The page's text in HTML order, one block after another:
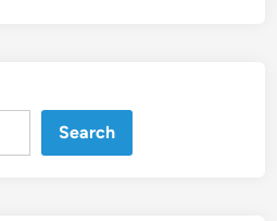
Search